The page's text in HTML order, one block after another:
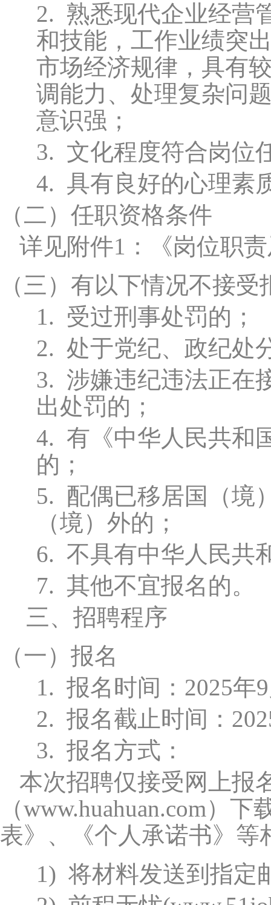
2. 熟悉现代企业经营
和技能，工作业绩突
市场经济规律，具有
调能力、处理复杂问
意识强；
3. 文化程度符合岗位
4. 具有良好的心理素
（二） 任职资格条件
详见附件1：《岗位职
（三） 有以下情况不接受
1. 受过刑事处罚的；
2. 处于党纪、政纪处
3. 涉嫌违纪违法正在
出处罚的；
4. 有《中华人民共和
的；
5. 配偶已移居国（境
（境）外的；
6. 不具有中华人民共
7. 其他不宜报名的。
三、招聘程序
（一） 报名
1. 报名时间：2025年
2. 报名截止时间：
3. 报名方式：
本次招聘仅接受网上报
（www.huahuan.com） 下
表》、《个人承诺书》等
1) 将材料发送到指定